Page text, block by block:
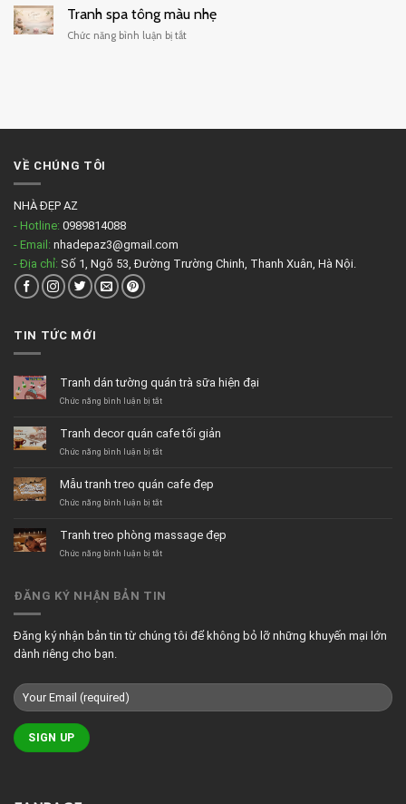
đẹp
treo
phòng
massage
Tranh spa tông màu nhẹ
Chức năng bình luận bị tắtở
VỀ CHÚNG TÔI
NHÀ ĐẸP AZ
- Hotline: 0989814088
- Email: nhadepaz3@gmail.com
- Địa chỉ: Số 1, Ngõ 53, Đường Trường Chinh, Thanh Xuân, Hà Nội.
TIN TỨC MỚI
Tranh dán tường quán trà sữa hiện đại
Chức năng bình luận bị tắtở
tường
quán
hiện
đại
Tranh decor quán cafe tối giản
Chức năng bình luận bị tắtở
quán
cafe
Mẫu tranh treo quán cafe đẹp
Chức năng bình luận bị tắtở
treo
quán
Tranh treo phòng massage đẹp
Chức năng bình luận bị tắtở
phòng
ĐĂNG KÝ NHẬN BẢN TIN
Đăng ký nhận bản tin từ chúng tôi để không bỏ lỡ những khuyến mại lớn
dành riêng cho bạn.